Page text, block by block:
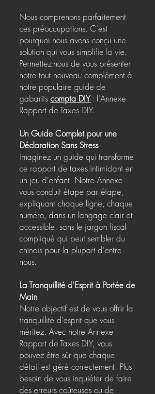
Nous comprenons parfaitement
ces préoccupations. C'est
pourquoi nous avons conçu une
solution qui vous simplifie la vie.
Permettez-nous de vous présenter
notre tout nouveau complément à
notre populaire guide de
gabarits compta DIY : l'Annexe
Rapport de Taxes DIY.
Un Guide Complet pour une
Déclaration Sans Stress
Imaginez un guide qui transforme
ce rapport de taxes intimidant en
un jeu d'enfant. Notre Annexe
vous conduit étape par étape,
expliquant chaque ligne, chaque
numéro, dans un langage clair et
accessible, sans le jargon fiscal
compliqué qui peut sembler du
chinois pour la plupart d'entre
nous.
La Tranquillité d'Esprit à Portée de
Main
Notre objectif est de vous offrir la
tranquillité d'esprit que vous
méritez. Avec notre Annexe
Rapport de Taxes DIY, vous
pouvez être sûr que chaque
détail est géré correctement. Plus
besoin de vous inquiéter de faire
des erreurs coûteuses ou de